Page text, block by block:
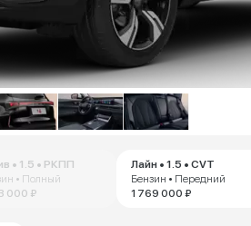
• 1.5 • РКПП
• Полный
000 ₽
Лайн • 1.5 • CVT
Бензин • Передний
1 769 000 ₽